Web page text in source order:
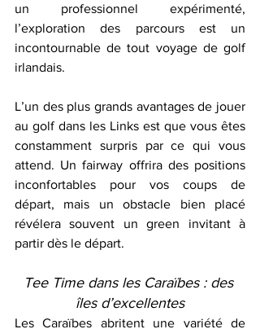
un professionnel expérimenté,
l’exploration des parcours est un
incontournable de tout voyage de golf
irlandais.
L’un des plus grands avantages de jouer
au golf dans les Links est que vous êtes
constamment surpris par ce qui vous
attend. Un fairway offrira des positions
inconfortables pour vos coups de
départ, mais un obstacle bien placé
révélera souvent un green invitant à
partir dès le départ.
Tee Time dans les Caraïbes : des
îles d’excellentes
Les Caraïbes abritent une variété de